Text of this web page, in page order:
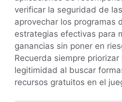
verificar la seguridad de
aprovechar los programas
estrategias efectivas para
ganancias sin poner en
Recuerda siempre
legitimidad al buscar
recursos gratuitos en el